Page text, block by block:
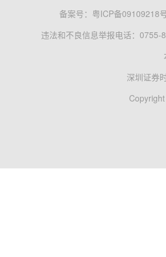
备案号： 粤ICP备09109218
违法和不良信息举报电话：0755-
深圳证券